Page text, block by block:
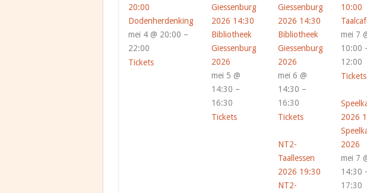
20:00
Dodenherdenking
mei 4 @ 20:00 –
22:00
Tickets
Giessenburg
2026 14:30
Bibliotheek
Giessenburg
2026
mei 5 @
14:30 –
16:30
Tickets
Giessenburg
2026 14:30
Bibliotheek
Giessenburg
2026
mei 6 @
14:30 –
16:30
Tickets
NT2-
Taallessen
2026 19:30
NT2-
10:00
mei 7
10:00
12:00
Tickets
2026
2026
mei 7
14:30
17:30